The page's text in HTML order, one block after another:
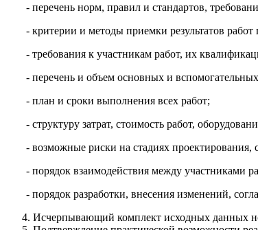
- перечень норм, правил и стандартов,
- критерии и методы приемки результатов
- требования к участникам работ, их
- перечень и объем основных и
- план и сроки выполнения всех работ;
- структуру затрат, стоимость работ,
- возможные риски на стадиях
- порядок взаимодействия между участниками
- порядок разработки, внесения изменений,
Исчерпывающий комплект исходных данных